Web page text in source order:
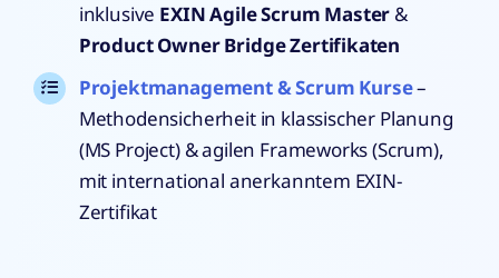
inklusive EXIN Agile Scrum Master &
Product Owner Bridge Zertifikaten
Projektmanagement & Scrum Kurse–
Methodensicherheit in klassischer Planung
(MS Project) & agilen Frameworks (Scrum),
mit international anerkanntem EXIN-
Zertifikat